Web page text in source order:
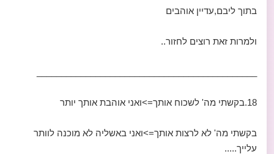
בתוך ליבם,עדיין אוהבים
ולמרות זאת רוצים לחזור..
18.בקשתי מה' לשכוח אותך=>ואני אוהבת אותך יותר
בקשתי מה' לא לרצות אותך=>ואני באשליה לא מוכנה לוותר
עלייך.....